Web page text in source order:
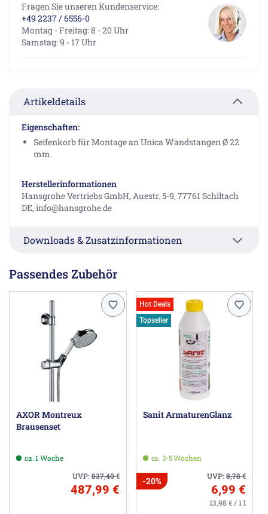
Fragen Sie unseren Kundenservice:
+49 2237 / 6556-0
Montag - Freitag: 8 - 20 Uhr
Samstag: 9 - 17 Uhr
Artikeldetails
Eigenschaften:
Seifenkorb für Montage an Unica Wandstangen Ø 22
mm
Herstellerinformationen
Hansgrohe Vertriebs GmbH, Auestr. 5-9, 77761 Schiltach
DE, info@hansgrohe.de
Downloads & Zusatzinformationen
Passendes Zubehör
AXOR Montreux
Brausenset
ca. 1 Woche
UVP:837,40€
487,99 €
Hot Deals
Topseller
Sanit ArmaturenGlanz
ca. 3-5 Wochen
UVP:8,78€
-20%
6,99 €
13,98 € / 1 l